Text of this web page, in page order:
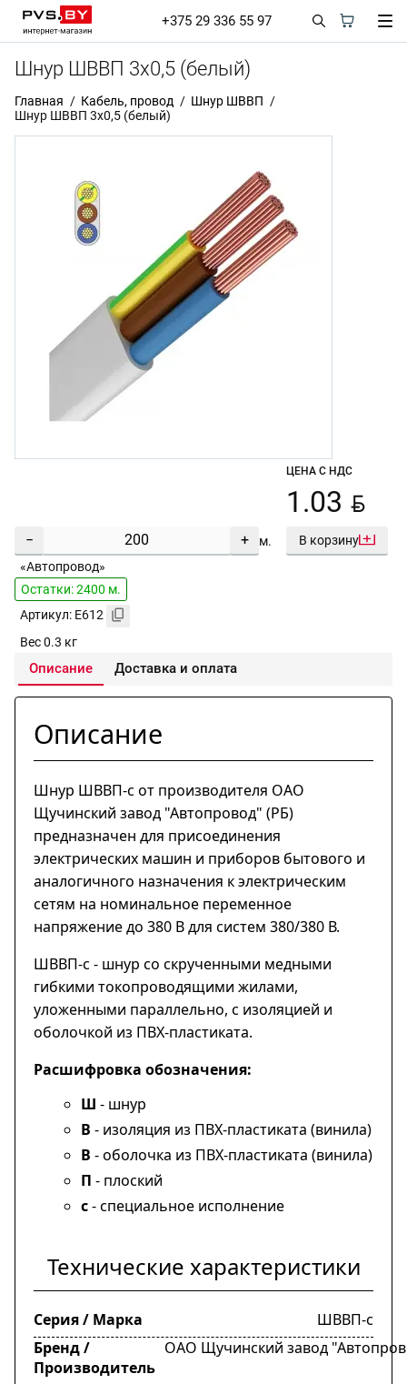
+375 29 336 55 97
Шнур ШВВП 3х0,5 (белый)
Главная Кабель, провод
Шнур ШВВП
Шнур ШВВП 3х0,5 (белый)
− + м.
ЦЕНА С НДС
1.03 BYN
В корзину
«Автопровод»
Остатки: 2400 м.
Артикул: E612
Вес 0.3 кг
Описание Доставка и оплата
Описание
Шнур ШВВП-с от производителя ОАО
Щучинский завод "Автопровод" (РБ)
предназначен для присоединения
электрических машин и приборов бытового и
аналогичного назначения к электрическим
сетям на номинальное переменное
напряжение до 380 В для систем 380/380 В.
ШВВП-с - шнур со скрученными медными
гибкими токопроводящими жилами,
уложенными параллельно, с изоляцией и
оболочкой из ПВХ-пластиката.
Расшифровка обозначения:
Ш - шнур
В - изоляция из ПВХ-пластиката (винила)
В - оболочка из ПВХ-пластиката (винила)
П - плоский
с- специальное исполнение
Технические характеристики
Серия / Марка
ШВВП-с
Бренд /
Производитель
ОАО Щучинский завод